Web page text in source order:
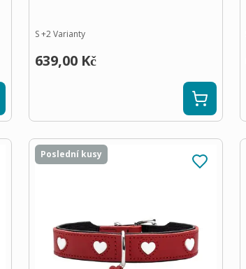
S+2Varianty
639,00 Kč
Poslední kusy